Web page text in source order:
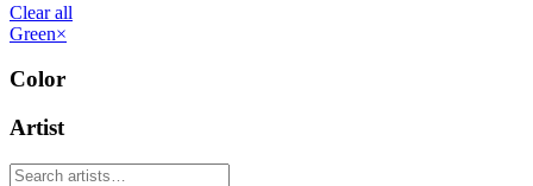
Clear all
Green×
Color
Artist